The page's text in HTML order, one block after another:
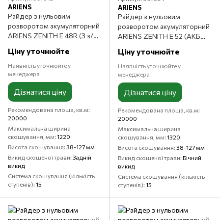
ARIENS
Райдер з нульовим
розворотом акумуляторний
ARIENS ZENITH E 48R (З з/п
Ціну уточнюйте
Наявність уточнюйте у
менеджера
Дізнатися ціну
Рекомендована площа, кв.м
20000
Максимальна ширина
скошування, мм 1220
Висота скошування 38-127 мм
Викид скошеної трави Задній
викид
Система скошування (кількість
ступенів) 15
ARIENS
Райдер з нульовим
розворотом акумуляторний
ARIENS ZENITH E 52 (АКБ
standard)
Ціну уточнюйте
Наявність уточнюйте у
менеджера
Дізнатися ціну
Рекомендована площа, кв.м
20000
Максимальна ширина
скошування, мм 1320
Висота скошування 38-127 мм
Викид скошеної трави Бічний
викид
Система скошування (кількість
ступенів) 15